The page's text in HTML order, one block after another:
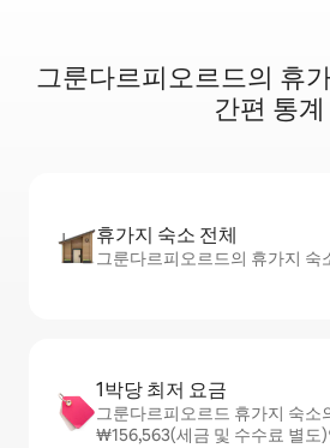
그룬다르피오르드의 휴
간편 통계
휴가지 숙소 전체
그룬다르피오르드의 휴가지 숙
1박당 최저 요금
그룬다르피오르드 휴가지 숙소
₩156,563(세금 및 수수료 별도